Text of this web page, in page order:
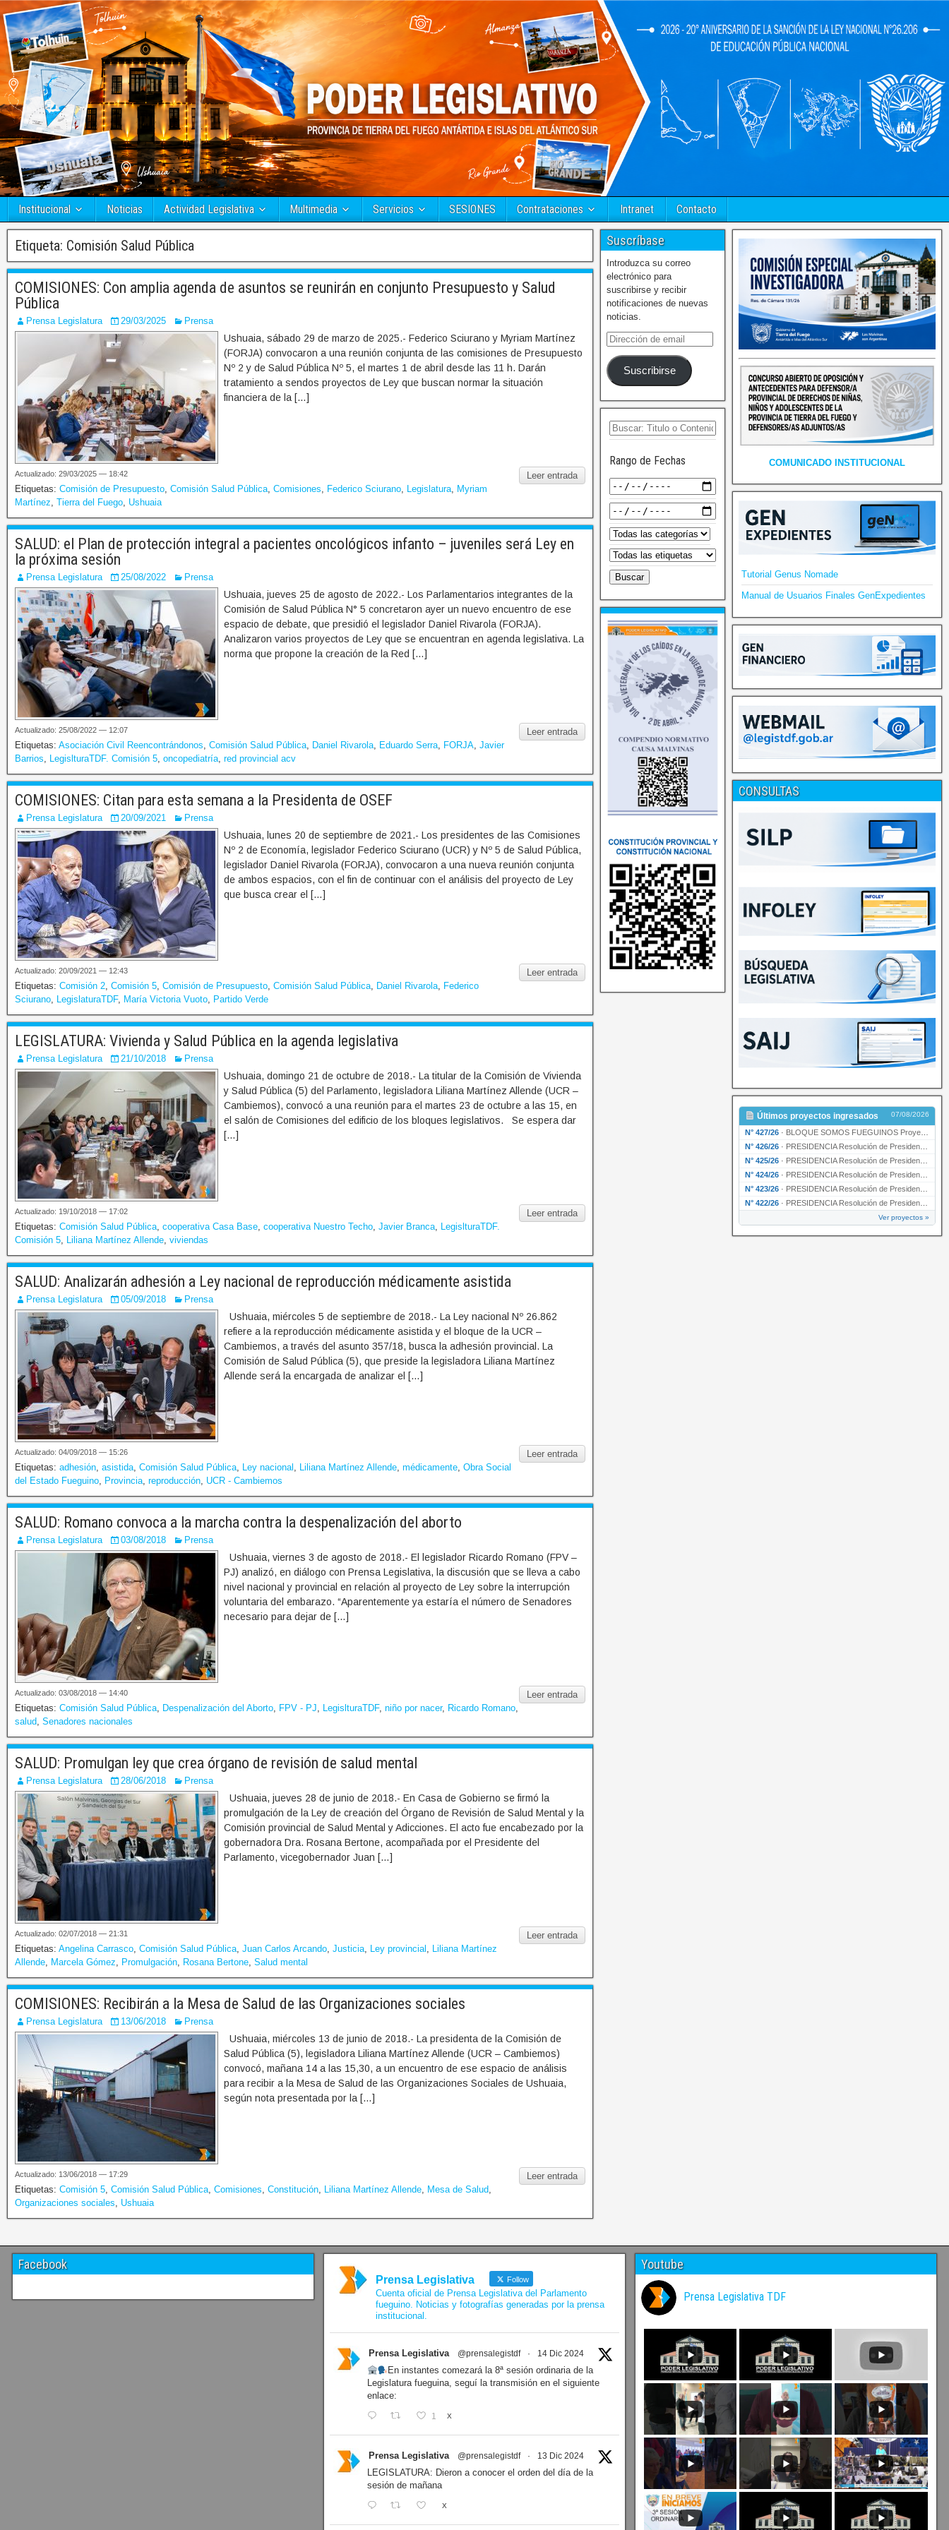
Institucional Noticias Actividad Legislativa Multimedia Servicios SESIONES Contrataciones Intranet Contacto
Etiqueta: Comisión Salud Pública
COMISIONES: Con amplia agenda de asuntos se reunirán en conjunto Presupuesto y Salud
Pública
Prensa Legislatura 29/03/2025 Prensa
Ushuaia, sábado 29 de marzo de 2025.- Federico Sciurano y Myriam Martínez
(FORJA) convocaron a una reunión conjunta de las comisiones de Presupuesto
Nº 2 y de Salud Pública Nº 5, el martes 1 de abril desde las 11 h. Darán
tratamiento a sendos proyectos de Ley que buscan normar la situación
financiera de la […]
Leer entrada
Actualizado: 29/03/2025 — 18:42
Etiquetas: Comisión de Presupuesto, Comisión Salud Pública, Comisiones, Federico Sciurano, Legislatura, Myriam
Martínez, Tierra del Fuego, Ushuaia
SALUD: el Plan de protección integral a pacientes oncológicos infanto – juveniles será Ley en
la próxima sesión
Prensa Legislatura 25/08/2022 Prensa
Ushuaia, jueves 25 de agosto de 2022.- Los Parlamentarios integrantes de la
Comisión de Salud Pública N° 5 concretaron ayer un nuevo encuentro de ese
espacio de debate, que presidió el legislador Daniel Rivarola (FORJA).
Analizaron varios proyectos de Ley que se encuentran en agenda legislativa. La
norma que propone la creación de la Red […]
Leer entrada
Actualizado: 25/08/2022 — 12:07
Etiquetas: Asociación Civil Reencontrándonos, Comisión Salud Pública, Daniel Rivarola, Eduardo Serra, FORJA, Javier
Barrios, LegislturaTDF. Comisión 5, oncopediatría, red provincial acv
COMISIONES: Citan para esta semana a la Presidenta de OSEF
Prensa Legislatura 20/09/2021 Prensa
Ushuaia, lunes 20 de septiembre de 2021.- Los presidentes de las Comisiones
Nº 2 de Economía, legislador Federico Sciurano (UCR) y Nº 5 de Salud Pública,
legislador Daniel Rivarola (FORJA), convocaron a una nueva reunión conjunta
de ambos espacios, con el fin de continuar con el análisis del proyecto de Ley
que busca crear el […]
Leer entrada
Actualizado: 20/09/2021 — 12:43
Etiquetas: Comisión 2, Comisión 5, Comisión de Presupuesto, Comisión Salud Pública, Daniel Rivarola, Federico
Sciurano, LegislaturaTDF, María Victoria Vuoto, Partido Verde
LEGISLATURA: Vivienda y Salud Pública en la agenda legislativa
Prensa Legislatura 21/10/2018 Prensa
Ushuaia, domingo 21 de octubre de 2018.- La titular de la Comisión de Vivienda
y Salud Pública (5) del Parlamento, legisladora Liliana Martínez Allende (UCR –
Cambiemos), convocó a una reunión para el martes 23 de octubre a las 15, en
el salón de Comisiones del edificio de los bloques legislativos. Se espera dar
[…]
Leer entrada
Actualizado: 19/10/2018 — 17:02
Etiquetas: Comisión Salud Pública, cooperativa Casa Base, cooperativa Nuestro Techo, Javier Branca, LegislturaTDF.
Comisión 5, Liliana Martínez Allende, viviendas
SALUD: Analizarán adhesión a Ley nacional de reproducción médicamente asistida
Prensa Legislatura 05/09/2018 Prensa
Ushuaia, miércoles 5 de septiembre de 2018.- La Ley nacional Nº 26.862
refiere a la reproducción médicamente asistida y el bloque de la UCR –
Cambiemos, a través del asunto 357/18, busca la adhesión provincial. La
Comisión de Salud Pública (5), que preside la legisladora Liliana Martínez
Allende será la encargada de analizar el […]
Leer entrada
Actualizado: 04/09/2018 — 15:26
Etiquetas: adhesión, asistida, Comisión Salud Pública, Ley nacional , Liliana Martínez Allende, médicamente, Obra Social
del Estado Fueguino, Provincia, reproducción, UCR - Cambiemos
SALUD: Romano convoca a la marcha contra la despenalización del aborto
Prensa Legislatura 03/08/2018 Prensa
Ushuaia, viernes 3 de agosto de 2018.- El legislador Ricardo Romano (FPV –
PJ) analizó, en diálogo con Prensa Legislativa, la discusión que se lleva a cabo
nivel nacional y provincial en relación al proyecto de Ley sobre la interrupción
voluntaria del embarazo. “Aparentemente ya estaría el número de Senadores
necesario para dejar de […]
Leer entrada
Actualizado: 03/08/2018 — 14:40
Etiquetas: Comisión Salud Pública, Despenalización del Aborto, FPV - PJ, LegislturaTDF, niño por nacer, Ricardo Romano,
salud, Senadores nacionales
SALUD: Promulgan ley que crea órgano de revisión de salud mental
Prensa Legislatura 28/06/2018 Prensa
Ushuaia, jueves 28 de junio de 2018.- En Casa de Gobierno se firmó la
promulgación de la Ley de creación del Órgano de Revisión de Salud Mental y la
Comisión provincial de Salud Mental y Adicciones. El acto fue encabezado por la
gobernadora Dra. Rosana Bertone, acompañada por el Presidente del
Parlamento, vicegobernador Juan […]
Leer entrada
Actualizado: 02/07/2018 — 21:31
Etiquetas: Angelina Carrasco, Comisión Salud Pública, Juan Carlos Arcando, Justicia, Ley provincial , Liliana Martínez
Allende, Marcela Gómez, Promulgación, Rosana Bertone, Salud mental
COMISIONES: Recibirán a la Mesa de Salud de las Organizaciones sociales
Prensa Legislatura 13/06/2018 Prensa
Ushuaia, miércoles 13 de junio de 2018.- La presidenta de la Comisión de
Salud Pública (5), legisladora Liliana Martínez Allende (UCR – Cambiemos)
convocó, mañana 14 a las 15,30, a un encuentro de ese espacio de análisis
para recibir a la Mesa de Salud de las Organizaciones Sociales de Ushuaia,
según nota presentada por la […]
Leer entrada
Actualizado: 13/06/2018 — 17:29
Etiquetas: Comisión 5, Comisión Salud Pública, Comisiones, Constitución, Liliana Martínez Allende, Mesa de Salud,
Organizaciones sociales, Ushuaia
Suscríbase
Introduzca su correo
electrónico para
suscribirse y recibir
notificaciones de nuevas
noticias.
Suscribirse
Rango de Fechas COMUNICADO INSTITUCIONAL
Tutorial Genus Nomade
Manual de Usuarios Finales GenExpedientes
CONSULTAS
Últimos proyectos ingresados 07/08/2026
N° 427/26 · BLOQUE SOMOS FUEGUINOS Proyecto de Declaración declarando de interés provincial PRESIDENCI…
N° 426/26 · PRESIDENCIA Resolución de Presidencia N° 216/26 declarando de interés provincial la labor …
N° 425/26 · PRESIDENCIA Resolución de Presidencia N° 212/26 declarando de interés provincial el “50° A…
N° 424/26 · PRESIDENCIA Resolución de Presidencia Nº 210/26 declarando de interés provincial el proyec…
N° 423/26 · PRESIDENCIA Resolución de Presidencia Nº 209/26 declarando de interés provincial la presen…
N° 422/26 · PRESIDENCIA Resolución de Presidencia N° 200/26 para su ratificación.
Ver proyectos »
Facebook
Prensa Legislativa Follow
Cuenta oficial de Prensa Legislativa del Parlamento
fueguino. Noticias y fotografías generadas por la prensa
institucional.
Prensa Legislativa @prensalegistdf · 14 Dic 2024
En instantes comezará la 8ª sesión ordinaria de la
Legislatura fueguina, seguí la transmisión en el siguiente
enlace:
1 X
Prensa Legislativa @prensalegistdf · 13 Dic 2024
LEGISLATURA: Dieron a conocer el orden del día de la
sesión de mañana
X
Youtube
Prensa Legislativa TDF